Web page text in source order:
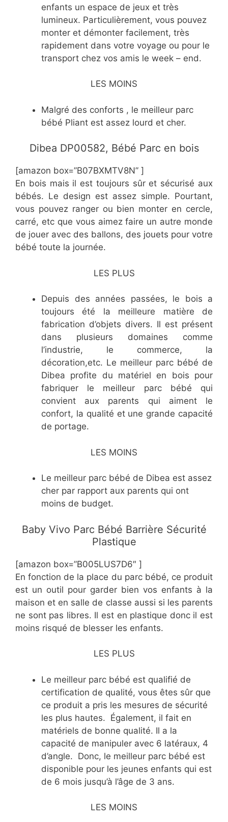
enfants un espace de jeux et très
lumineux. Particulièrement, vous pouvez
monter et démonter facilement, très
rapidement dans votre voyage ou pour le
transport chez vos amis le week – end.
LES MOINS
Malgré des conforts , le meilleur parc
bébé Pliant est assez lourd et cher.
Dibea DP00582, Bébé Parc en bois
[amazon box=”B07BXMTV8N” ]
En bois mais il est toujours sûr et sécurisé aux
bébés. Le design est assez simple. Pourtant,
vous pouvez ranger ou bien monter en cercle,
carré, etc que vous aimez faire un autre monde
de jouer avec des ballons, des jouets pour votre
bébé toute la journée.
LES PLUS
Depuis des années passées, le bois a
toujours été la meilleure matière de
fabrication d’objets divers. Il est présent
dans plusieurs domaines comme
l’industrie, le commerce, la
décoration,etc. Le meilleur parc bébé de
Dibea profite du matériel en bois pour
fabriquer le meilleur parc bébé qui
convient aux parents qui aiment le
confort, la qualité et une grande capacité
de portage.
LES MOINS
Le meilleur parc bébé de Dibea est assez
cher par rapport aux parents qui ont
moins de budget.
Baby Vivo Parc Bébé Barrière Sécurité
Plastique
[amazon box=”B005LUS7D6″ ]
En fonction de la place du parc bébé, ce produit
est un outil pour garder bien vos enfants à la
maison et en salle de classe aussi si les parents
ne sont pas libres. Il est en plastique donc il est
moins risqué de blesser les enfants.
LES PLUS
Le meilleur parc bébé est qualifié de
certification de qualité, vous êtes sûr que
ce produit a pris les mesures de sécurité
les plus hautes. Également, il fait en
matériels de bonne qualité. Il a la
capacité de manipuler avec 6 latéraux, 4
d’angle. Donc, le meilleur parc bébé est
disponible pour les jeunes enfants qui est
de 6 mois jusqu’à l’âge de 3 ans.
LES MOINS